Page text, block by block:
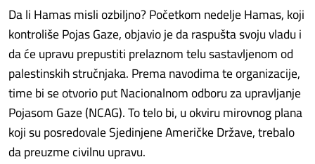
Da li Hamas misli ozbiljno? Početkom nedelje Hamas, koji
kontroliše Pojas Gaze, objavio je da raspušta svoju vladu i
da će upravu prepustiti prelaznom telu sastavljenom od
palestinskih stručnjaka. Prema navodima te organizacije,
time bi se otvorio put Nacionalnom odboru za upravljanje
Pojasom Gaze (NCAG). To telo bi, u okviru mirovnog plana
koji su posredovale Sjedinjene Američke Države, trebalo
da preuzme civilnu upravu.